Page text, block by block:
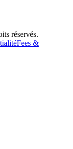
réservés.
Fees &